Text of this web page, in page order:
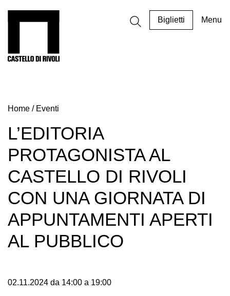
Biglietti Menu
Eventi
Archivi
del
Museo
Cosmo
Digitale
EN
Collezione
Accessibilità
Home / Eventi
L’EDITORIA
PROTAGONISTA AL
CASTELLO DI RIVOLI
CON UNA GIORNATA DI
APPUNTAMENTI APERTI
AL PUBBLICO
02.11.2024 da 14:00 a 19:00